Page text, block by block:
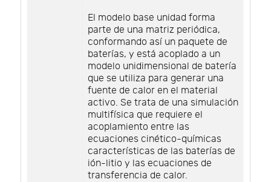
El modelo base unidad forma
parte de una matriz periódica,
conformando así un paquete de
baterías, y está acoplado a un
modelo unidimensional de batería
que se utiliza para generar una
fuente de calor en el material
activo. Se trata de una simulación
multifísica que requiere el
acoplamiento entre las
ecuaciones cinético-químicas
características de las baterías de
ión-litio y las ecuaciones de
transferencia de calor.